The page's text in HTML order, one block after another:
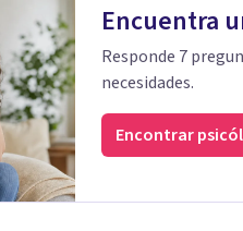
Encuentra
Responde 7
necesidades.
Encontrar